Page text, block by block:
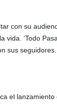
con su
‘Todo
sus seguidores.
el